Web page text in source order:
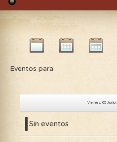
Eventos para
Viernes, 05 Junio
Sin eventos